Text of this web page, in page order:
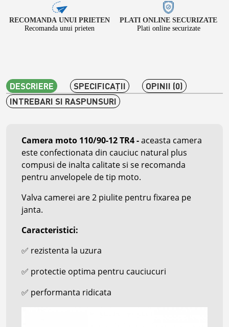
RECOMANDA UNUI PRIETEN
Recomanda unui prieten
PLATI ONLINE SECURIZATE
Plati online securizate
DESCRIERE SPECIFICAŢII
OPINII (0)
INTREBARI SI RASPUNSURI
Camera moto 110/90-12 TR4-aceasta camera
este confectionata din cauciuc natural plus
compusi de inalta calitate si se recomanda
pentru anvelopele de tip moto.
Valva camerei are 2 piulite pentru fixarea pe
janta.
Caracteristici:
✅ rezistenta la uzura
✅ protectie optima pentru cauciucuri
✅ performanta ridicata